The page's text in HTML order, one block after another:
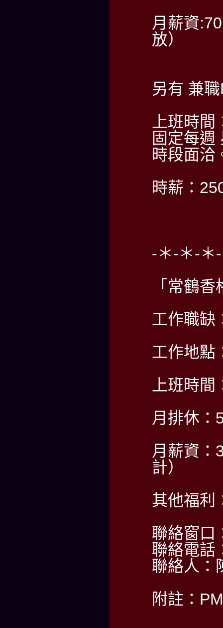
月薪資
放）
另有 兼
上班時間
固定每週
時段面洽
時薪：
-＊-＊-＊
「常鶴
工作職缺
工作地點
上班時
月排休：
月薪資：
計）
其他福利
聯絡窗口
聯絡電話
聯絡人：
附註：